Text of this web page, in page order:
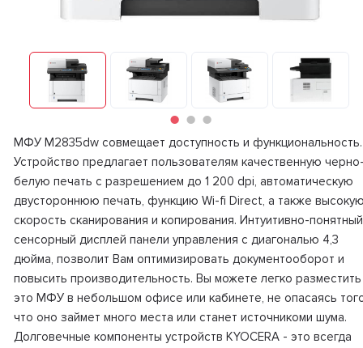
МФУ M2835dw совмещает доступность и функциональность.
Устройство предлагает пользователям качественную
белую печать с разрешением до 1 200 dpi, автоматическую
двустороннюю печать, функцию Wi-fi Direct, а также
скорость сканирования и копирования. Интуитивно-понятный
сенсорный дисплей панели управления с диагональю 4,3
дюйма, позволит Вам оптимизировать документооборот и
повысить производительность. Вы можете легко разместить
это МФУ в небольшом офисе или кабинете, не опасаясь
что оно займет много места или станет источникоми шума.
Долговечные компоненты устройств KYOCERA - это всегда